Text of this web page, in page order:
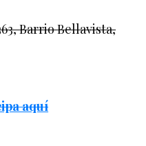
Barrio Bellavista,
aquí